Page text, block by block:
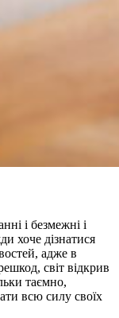
і безмежні і
хоче дізнатися
адже в
світ відкрив
таємно,
всю силу своїх